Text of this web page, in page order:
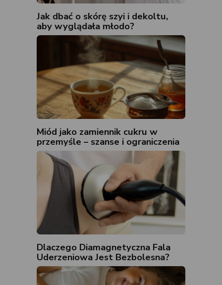
Jak dbać o skórę szyi i dekoltu,
aby wyglądała młodo?
Miód jako zamiennik cukru w
przemyśle – szanse i ograniczenia
Dlaczego Diamagnetyczna Fala
Uderzeniowa Jest Bezbolesna?